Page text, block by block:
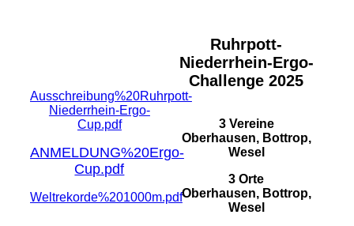
Ausschreibung%20Ruhrpott-
Niederrhein-Ergo-
Cup.pdf
ANMELDUNG%20Ergo-
Cup.pdf
Weltrekorde%201000m.pdf
Ruhrpott-
Niederrhein-Ergo-
Challenge 2025
3 Vereine
Oberhausen, Bottrop,
Wesel
3 Orte
Oberhausen, Bottrop,
Wesel